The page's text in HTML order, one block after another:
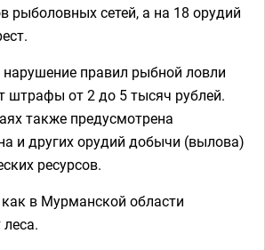
рыболовных сетей, а на 18 орудий
правил рыбной ловли
штрафы от 2 до 5 тысяч рублей.
также предусмотрена
и других орудий добычи (вылова)
ресурсов.
как в Мурманской области